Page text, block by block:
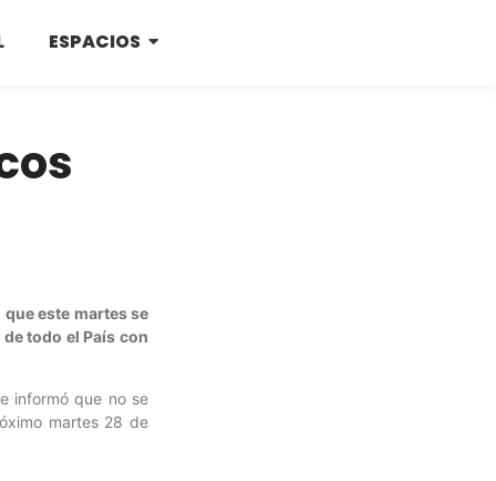
ESPACIOS
este martes se
todo el País con
informó que no se
martes 28 de